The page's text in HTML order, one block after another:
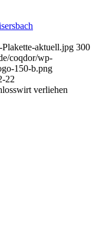
aktuell.jpg 300
coqdor/wp-
150-b.png
22
verliehen